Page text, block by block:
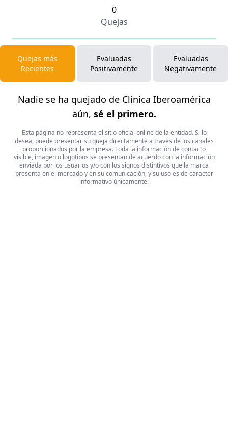
0
Quejas
Quejas más
Recientes
Evaluadas
Positivamente
Evaluadas
Negativamente
Nadie se ha quejado de Clínica Iberoamérica
aún, sé el primero.
Esta página no representa el sitio oficial online de la entidad. Si lo
desea, puede presentar su queja directamente a través de los canales
proporcionados por la empresa. Toda la información de contacto
visible, imagen o logotipos se presentan de acuerdo con la información
enviada por los usuarios y/o con los signos distintivos que la marca
presenta en el mercado y en su comunicación, y su uso es de caracter
informativo únicamente.